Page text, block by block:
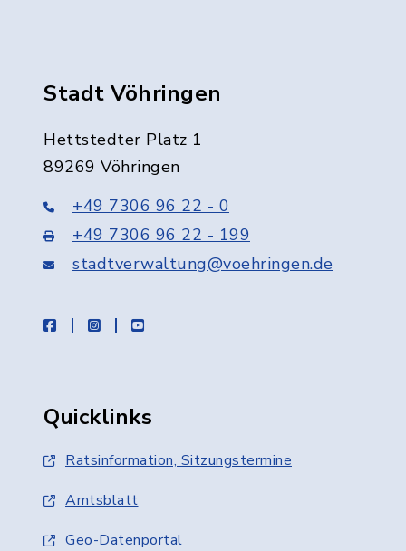
Stadt Vöhringen
Hettstedter Platz 1
89269 Vöhringen
+49 7306 96 22 - 0
+49 7306 96 22 - 199
stadtverwaltung@voehringen.de
facebookinstagramyoutube
Quicklinks
Ratsinformation, Sitzungstermine
Amtsblatt
Geo-Datenportal